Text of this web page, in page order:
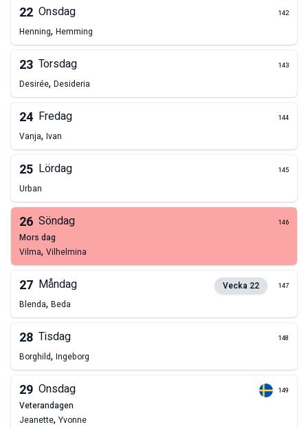
22 Onsdag 142
Henning, Hemming
23 Torsdag 143
Desirée, Desideria
24 Fredag 144
Vanja, Ivan
25 Lördag 145
Urban
26 Söndag 146
mors dag
Vilma, Vilhelmina
27 Måndag Vecka 22 147
Blenda, Beda
28 Tisdag 148
Borghild, Ingeborg
29 Onsdag 149
veterandagen
Jeanette, Yvonne